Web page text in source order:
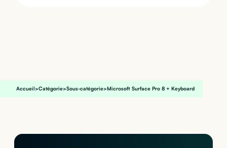
Accueil>Catégorie>Sous-catégorie>Microsoft Surface Pro 8 + Keyboard